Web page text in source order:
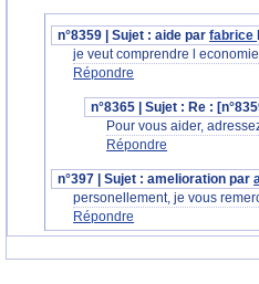
n°8359 | Sujet : aide parfabrice
je veut comprendre l
Répondre
n°8365 | Sujet : Re :
Pour vous aider,
Répondre
n°397 | Sujet : amelioration par
personellement, je vous
Répondre